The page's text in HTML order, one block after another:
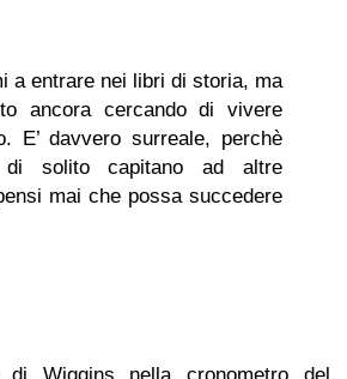
a entrare nei libri di storia, ma
ancora cercando di vivere
E’ davvero surreale, perchè
di solito capitano ad altre
mai che possa succedere